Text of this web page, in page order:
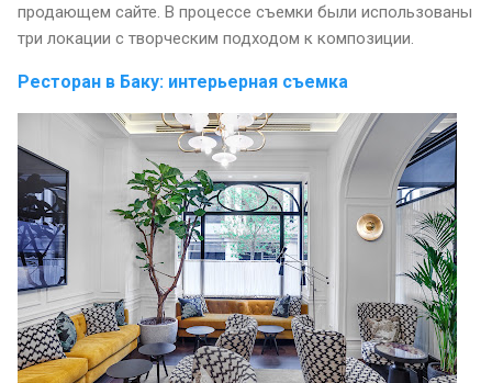
продающем сайте. В процессе съемки были использованы
три локации с творческим подходом к композиции.
Ресторан в Баку: интерьерная съемка